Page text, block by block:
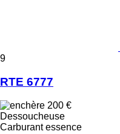
9
RTE 6777
200 €
Dessoucheuse
Carburant essence